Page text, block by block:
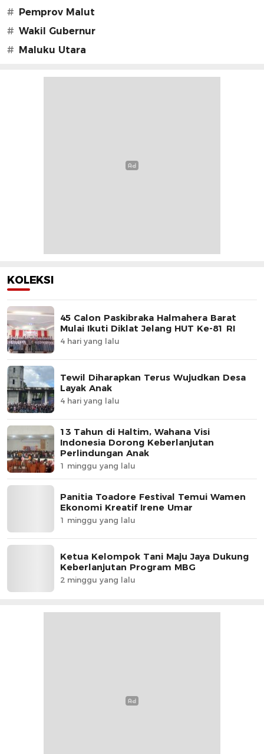
# Pemprov Malut
# Wakil Gubernur
# Maluku Utara
KOLEKSI
45 Calon Paskibraka Halmahera Barat
Mulai Ikuti Diklat Jelang HUT Ke-81 RI
4 hari yang lalu
Tewil Diharapkan Terus Wujudkan Desa
Layak Anak
4 hari yang lalu
13 Tahun di Haltim, Wahana Visi
Indonesia Dorong Keberlanjutan
Perlindungan Anak
1 minggu yang lalu
Panitia Toadore Festival Temui Wamen
Ekonomi Kreatif Irene Umar
1 minggu yang lalu
Ketua Kelompok Tani Maju Jaya Dukung
Keberlanjutan Program MBG
2 minggu yang lalu